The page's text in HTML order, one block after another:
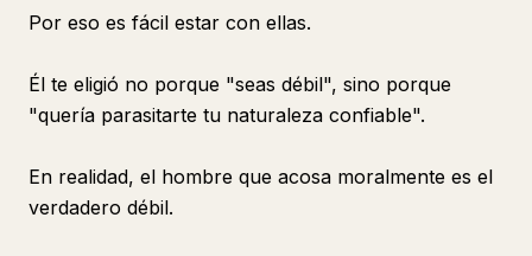
Por eso es fácil estar con ellas.
Él te eligió no porque "seas débil", sino porque
"quería parasitarte tu naturaleza confiable".
En realidad, el hombre que acosa moralmente es el
verdadero débil.